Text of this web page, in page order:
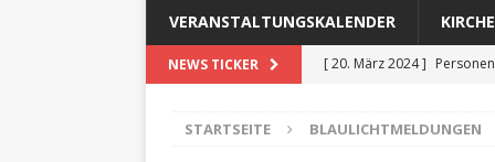
VERANSTALTUNGSKALENDER KIRCHE
NEWS TICKER [ 20. März 2024 ]
[ 17. März 2024 ]
STARTSEITE BLAULICHTMELDUNGEN